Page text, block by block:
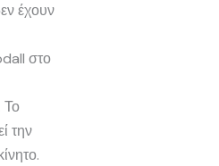
έχουν
στο
Το
την